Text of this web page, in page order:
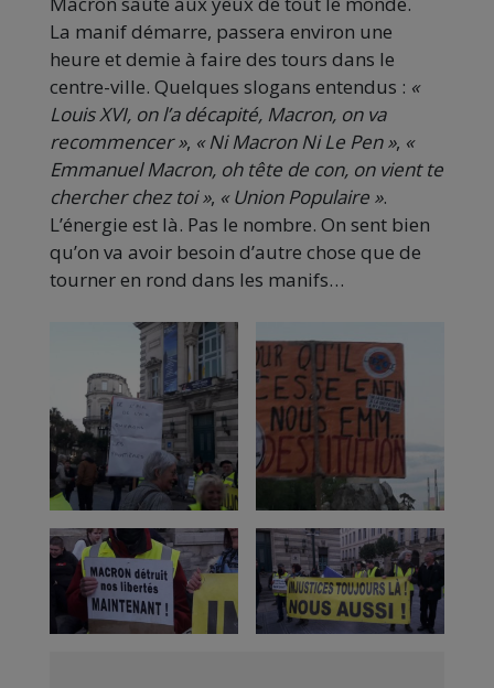
La manif démarre, passera environ une
heure et demie à faire des tours dans le
centre-ville. Quelques slogans entendus : «
Louis XVI, on l’a décapité, Macron, on va
recommencer », « Ni Macron Ni Le Pen », «
Emmanuel Macron, oh tête de con, on vient te
chercher chez toi », « Union Populaire ».
L’énergie est là. Pas le nombre. On sent bien
qu’on va avoir besoin d’autre chose que de
tourner en rond dans les manifs…